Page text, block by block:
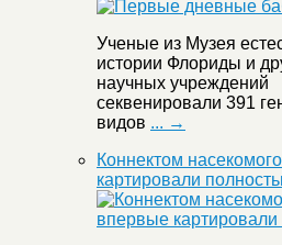
Ученые из Музея
истории Флориды и
научных учреждений
секвенировали 391
видов ... →
Коннектом
картировали